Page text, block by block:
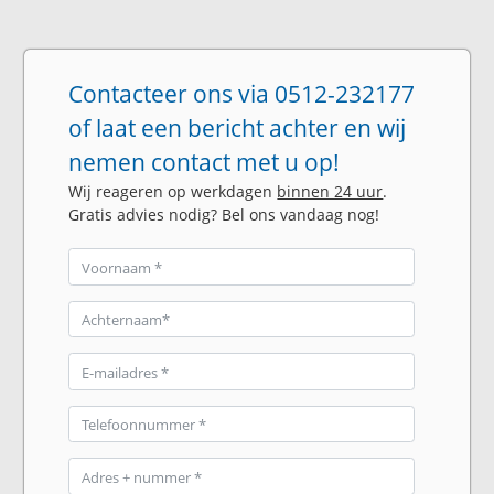
Contacteer ons via 0512-232177
of laat een bericht achter en wij
nemen contact met u op!
Wij reageren op werkdagen binnen 24 uur.
Gratis advies nodig? Bel ons vandaag nog!